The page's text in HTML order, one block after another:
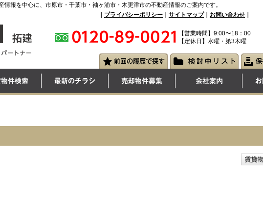
報を中心に、市原市・千葉市・袖ヶ浦市・木更津市の不動産情報のご案内です。
プライバシーポリシー サイトマップ｜ お問い合わせ
【営業時間】9:00〜18：00
【定休日】水曜・第3木曜